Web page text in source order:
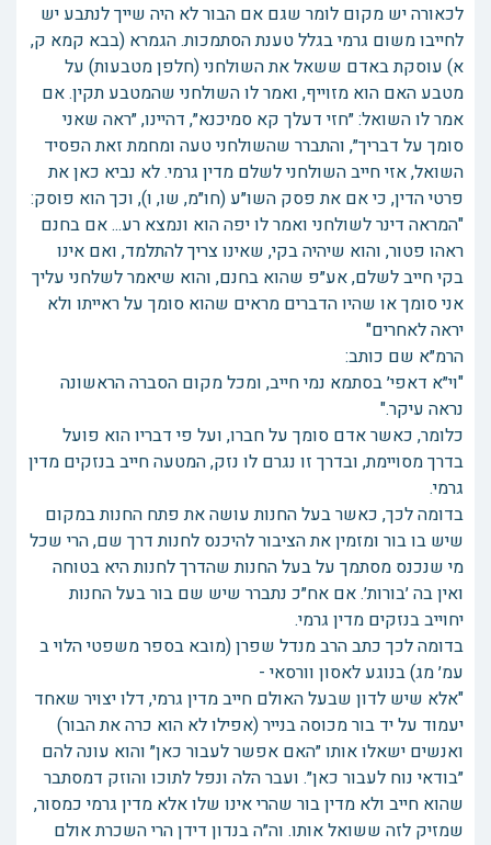
לכאורה יש מקום לומר שגם אם הבור לא היה שייך לנתבע יש
לחייבו משום גרמי בגלל טענת הסתמכות. הגמרא (בבא קמא ק,
א) עוסקת באדם ששאל את השולחני (חלפן מטבעות) על
מטבע האם הוא מזוייף, ואמר לו השולחני שהמטבע תקין. אם
אמר לו השואל: ״חזי דעלך קא סמיכנא״, דהיינו, ״ראה שאני
סומך על דבריך״, והתברר שהשולחני טעה ומחמת זאת הפסיד
השואל, אזי חייב השולחני לשלם מדין גרמי. לא נביא כאן את
פרטי הדין, כי אם את פסק השו״ע (חו״מ, שו, ו), וכך הוא פוסק:
"המראה דינר לשולחני ואמר לו יפה הוא ונמצא רע... אם בחנם
ראהו פטור, והוא שיהיה בקי, שאינו צריך להתלמד, ואם אינו
בקי חייב לשלם, אע״פ שהוא בחנם, והוא שיאמר לשלחני עליך
אני סומך או שהיו הדברים מראים שהוא סומך על ראייתו ולא
יראה לאחרים"
הרמ״א שם כותב:
"וי״א דאפי׳ בסתמא נמי חייב, ומכל מקום הסברה הראשונה
נראה עיקר."
כלומר, כאשר אדם סומך על חברו, ועל פי דבריו הוא פועל
בדרך מסויימת, ובדרך זו נגרם לו נזק, המטעה חייב בנזקים מדין
גרמי.
בדומה לכך, כאשר בעל החנות עושה את פתח החנות במקום
שיש בו בור ומזמין את הציבור להיכנס לחנות דרך שם, הרי שכל
מי שנכנס מסתמך על בעל החנות שהדרך לחנות היא בטוחה
ואין בה ׳בורות׳. אם אח״כ נתברר שיש שם בור בעל החנות
יחוייב בנזקים מדין גרמי.
בדומה לכך כתב הרב מנדל שפרן (מובא בספר משפטי הלוי ב
עמ׳ מג) בנוגע לאסון וורסאי -
"אלא שיש לדון שבעל האולם חייב מדין גרמי, דלו יצויר שאחד
יעמוד על יד בור מכוסה בנייר (אפילו לא הוא כרה את הבור)
ואנשים ישאלו אותו ״האם אפשר לעבור כאן״ והוא עונה להם
״בודאי נוח לעבור כאן״. ועבר הלה ונפל לתוכו והוזק דמסתבר
שהוא חייב ולא מדין בור שהרי אינו שלו אלא מדין גרמי כמסור,
שמזיק לזה ששואל אותו. וה״ה בנדון דידן הרי השכרת אולם